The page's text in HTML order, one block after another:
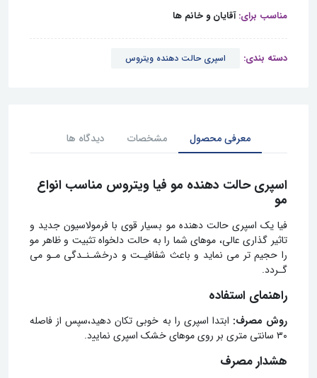
مناسب برای:آقایان و خانم ها
دسته بندی: اسپری حالت دهنده ویتروس
معرفی محصول مشخصات دیدگاه ها
اسپری حالت دهنده مو فیا ویتروس مناسب انواع
مو
ﻓﯿﺎ ﯾﮏ اﺳﭙﺮی ﺣﺎﻟﺖ دﻫﻨﺪه ﻣﻮ ﺑﺴﯿﺎر ﻗﻮی ﺑﺎ ﻓﺮﻣﻮﻻﺳﯿﻮن ﺟﺪﯾﺪ و
ﺗﺎﺛﯿﺮ ﮔﺬاری ﻋﺎﻟﯽ، ﻣﻮﻫﺎی ﺷﻤﺎ را ﺑﻪ ﺣﺎﻟﺖ دﻟﺨﻮاه ﺗﺜﺒﯿﺖ و ﻇﺎﻫﺮ ﻣﻮ
را ﺣﺠﯿﻢ ﺗﺮ ﻣﯽ ﻧﻤﺎﯾﺪ و ﺑﺎﻋﺚ ﺷﻔﺎﻓﯿـﺖ و درﺧﺸـﻨـﺪﮔﯽ ﻣـﻮ ﻣﯽ
ﮔـﺮدد.
راهنمای استفاده
روش مصرف: ابتدا اسپری را به خوبی تکان دهید،سپس از فاصله
۳۰ سانتی متری بر روی موهای خشک اسپری نماﯾﯿد.
هشدار مصرف